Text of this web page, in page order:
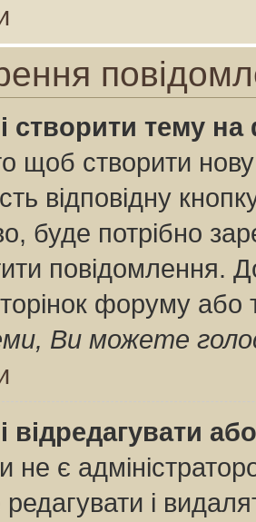
створити тему
щоб створити
відповідну
буде потрібно
повідомлення.
форуму або
Ви можете
відредагувати
не є
і